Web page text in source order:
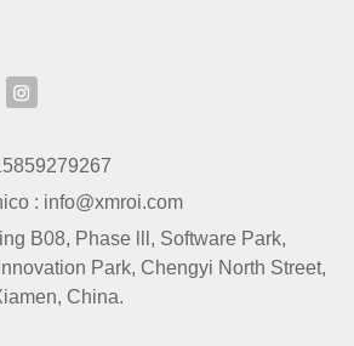
: info@xmroi.com
B08, Phase lll, Software Park,
Park, Chengyi North Street,
China.